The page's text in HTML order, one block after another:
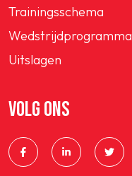
Trainingsschema
Wedstrijdprogramma
Uitslagen
VOLG ONS